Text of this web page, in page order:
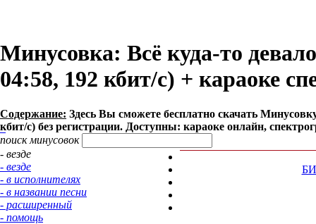
Минусовка: Всё куда-то
04:58, 192 кбит/с) + караоке
Содержание: Здесь Вы сможете бесплатно cкачать
кбит/с) без регистрации. Доступны: караоке онлайн,
поиск минусовок
- везде
- везде
- в исполнителях
- в названии песни
- расширенный
- помощь